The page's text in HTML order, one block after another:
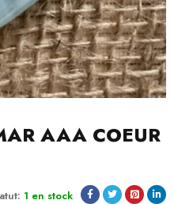
AAA COEUR
1 en stock